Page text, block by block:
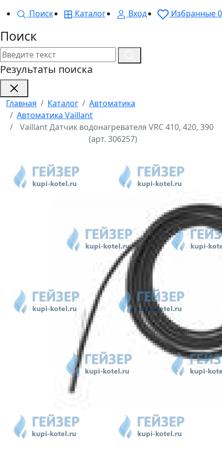
Поиск
Каталог Вход Избранные0
Поиск
Результаты поиска
Главная Каталог
Автоматика
Автоматика Vaillant
Vaillant Датчик водонагревателя VRC 410, 420, 390
(арт. 306257)